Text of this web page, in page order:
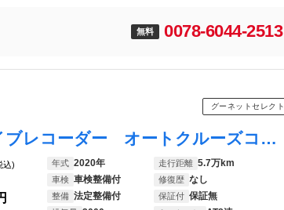
無料 0078-6044-2513
グーネットセレクト
Ｆペイス Ｒ－スポーツ ドライブレコーダー オートクルーズコントロール パワーシート ナビ 電動リアゲート アルミホイール スマートキー アイドリングストップ シートヒーター ＡＴ ＣＤ ＥＳＣ エアコン パワーステアリング
込) 年式 2020年 走行距離 5.7万km
車検 車検整備付 修復歴 なし
整備 法定整備付 保証付 保証無